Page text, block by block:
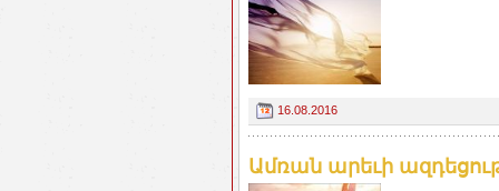
16.08.2016
Ամռան արեւի